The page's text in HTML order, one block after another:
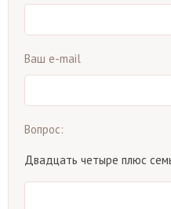
Ваш e-mail
Вопрос:
Двадцать четыре плюс